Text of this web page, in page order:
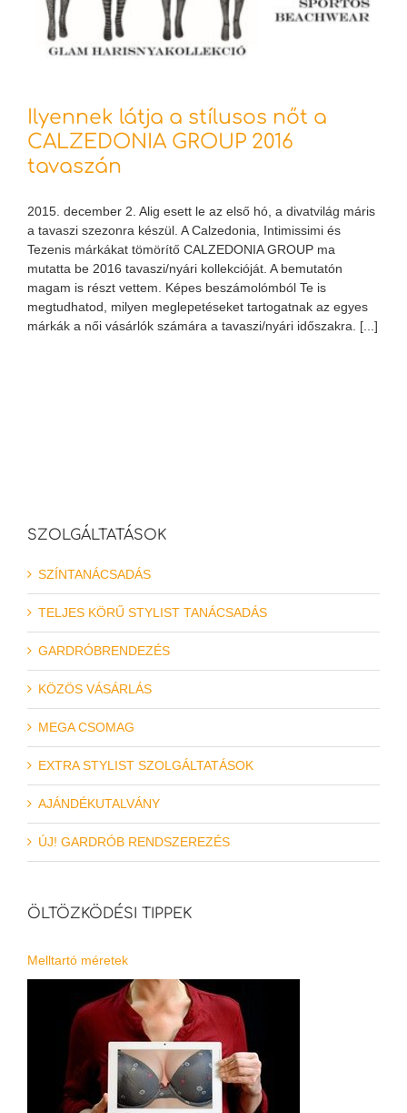
Ilyennek látja a stílusos nőt a
CALZEDONIA GROUP 2016
tavaszán
2015. december 2. Alig esett le az első hó, a divatvilág máris
a tavaszi szezonra készül. A Calzedonia, Intimissimi és
Tezenis márkákat tömörítő CALZEDONIA GROUP ma
mutatta be 2016 tavaszi/nyári kollekcióját. A bemutatón
magam is részt vettem. Képes beszámolómból Te is
megtudhatod, milyen meglepetéseket tartogatnak az egyes
márkák a női vásárlók számára a tavaszi/nyári időszakra. [...]
SZOLGÁLTATÁSOK
SZÍNTANÁCSADÁS
TELJES KÖRŰ STYLIST TANÁCSADÁS
GARDRÓBRENDEZÉS
KÖZÖS VÁSÁRLÁS
MEGA CSOMAG
EXTRA STYLIST SZOLGÁLTATÁSOK
AJÁNDÉKUTALVÁNY
ÚJ! GARDRÓB RENDSZEREZÉS
ÖLTÖZKÖDÉSI TIPPEK
Melltartó méretek